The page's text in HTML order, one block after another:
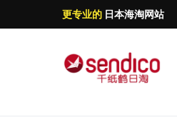
更专业的 日本海淘网站